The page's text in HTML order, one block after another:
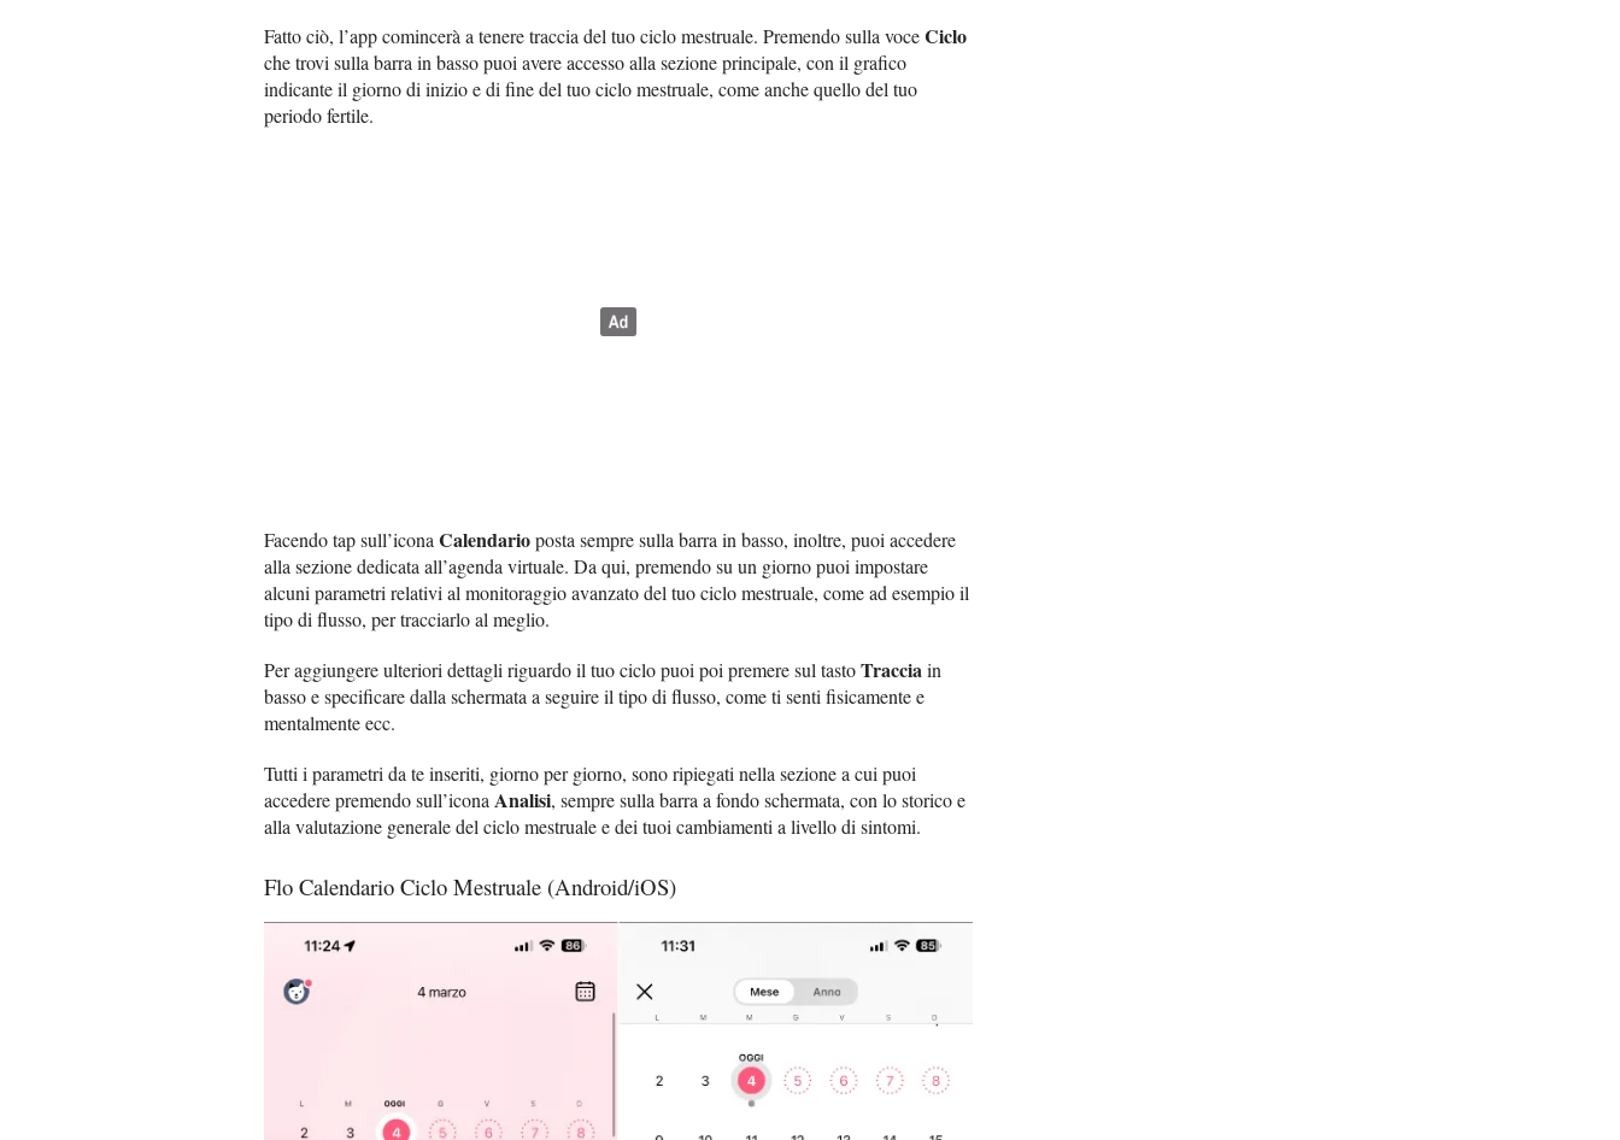
Fatto ciò, l’app comincerà a tenere traccia del tuo ciclo mestruale. Premendo sulla voceCiclo
che trovi sulla barra in basso puoi avere accesso alla sezione principale, con il grafico
indicante il giorno di inizio e di fine del tuo ciclo mestruale, come anche quello del tuo
periodo fertile.
Facendo tap sull’icona Calendarioposta sempre sulla barra in basso, inoltre, puoi accedere
alla sezione dedicata all’agenda virtuale. Da qui, premendo su un giorno puoi impostare
alcuni parametri relativi al monitoraggio avanzato del tuo ciclo mestruale, come ad esempio il
tipo di flusso, per tracciarlo al meglio.
Per aggiungere ulteriori dettagli riguardo il tuo ciclo puoi poi premere sul tastoTracciain
basso e specificare dalla schermata a seguire il tipo di flusso, come ti senti fisicamente e
mentalmente ecc.
Tutti i parametri da te inseriti, giorno per giorno, sono ripiegati nella sezione a cui puoi
accedere premendo sull’icona Analisi, sempre sulla barra a fondo schermata, con lo storico e
alla valutazione generale del ciclo mestruale e dei tuoi cambiamenti a livello di sintomi.
Flo Calendario Ciclo Mestruale (Android/iOS)